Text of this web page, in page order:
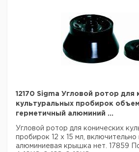
12170 Sigma Угловой ротор для
культуральных пробирок
герметичный алюминий ...
Угловой ротор для конических
пробирок 12 x 15 мл, включительно
алюминиевая крышка нет. 17859